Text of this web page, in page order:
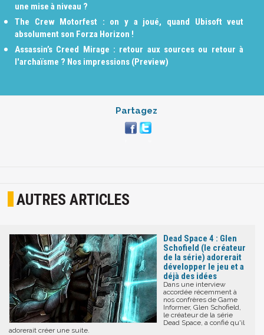
une mise à niveau ?
The Crew Motorfest : on y a joué, quand Ubisoft veut
absolument son Forza Horizon !
Assassin’s Creed Mirage : retour aux sources ou retour à
l'archaïsme ? Nos impressions (Preview)
Partagez
AUTRES ARTICLES
Dead Space 4 : Glen
Schofield (le créateur
de la série) adorerait
développer le jeu et a
déjà des idées
Dans une interview
accordée récemment à
nos confrères de Game
Informer, Glen Schofield,
le créateur de la série
Dead Space, a confié qu'il
adorerait créer une suite.